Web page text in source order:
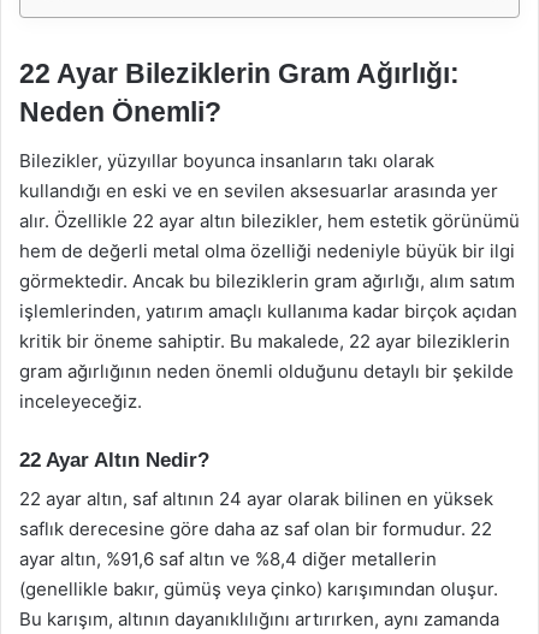
22 Ayar Bileziklerin Gram Ağırlığı:
Neden Önemli?
Bilezikler, yüzyıllar boyunca insanların takı olarak
kullandığı en eski ve en sevilen aksesuarlar arasında yer
alır. Özellikle 22 ayar altın bilezikler, hem estetik görünümü
hem de değerli metal olma özelliği nedeniyle büyük bir ilgi
görmektedir. Ancak bu bileziklerin gram ağırlığı, alım satım
işlemlerinden, yatırım amaçlı kullanıma kadar birçok açıdan
kritik bir öneme sahiptir. Bu makalede, 22 ayar bileziklerin
gram ağırlığının neden önemli olduğunu detaylı bir şekilde
inceleyeceğiz.
22 Ayar Altın Nedir?
22 ayar altın, saf altının 24 ayar olarak bilinen en yüksek
saflık derecesine göre daha az saf olan bir formudur. 22
ayar altın, %91,6 saf altın ve %8,4 diğer metallerin
(genellikle bakır, gümüş veya çinko) karışımından oluşur.
Bu karışım, altının dayanıklılığını artırırken, aynı zamanda